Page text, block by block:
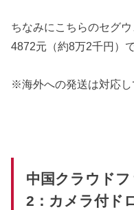
ちなみにこちらのセグ
4872元（約8万2千円）
※海外への発送は対応し
中国クラウド
2：カメラ付ド